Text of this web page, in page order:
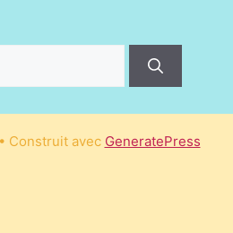
• Construit avec GeneratePress